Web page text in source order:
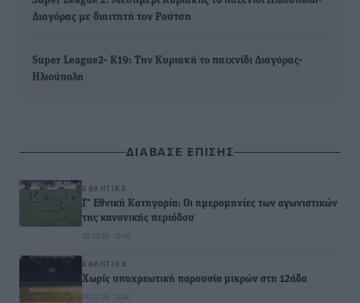
Διαγόρας με διαιτητή τον Ρούτση
Super League2- Κ19: Την Κυριακή το παιχνίδι Διαγόρας-
Ηλιούπολη
ΔΙΑΒΑΣΕ ΕΠΙΣΗΣ
ΑΘΛΗΤΙΚΆ
Γ’ Εθνική Κατηγορία: Οι ημερομηνίες των αγωνιστικών
της κανονικής περιόδου
08.08.26 · 12:40
ΑΘΛΗΤΙΚΆ
Χωρίς υποχρεωτική παρουσία μικρών στη 12άδα
08.08.26 · 12:00